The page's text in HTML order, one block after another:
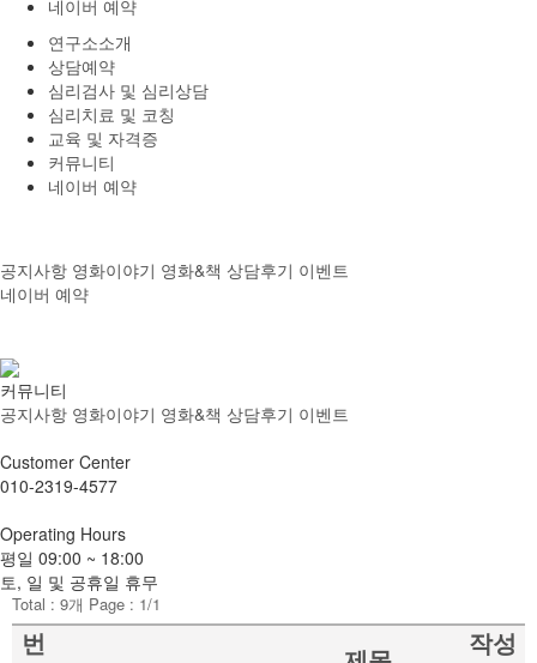
네이버 예약
연구소소개
상담예약
심리검사 및 심리상담
심리치료 및 코칭
교육 및 자격증
커뮤니티
네이버 예약
공지사항 영화이야기 영화&책 상담후기 이벤트
네이버 예약
커뮤니티
공지사항 영화이야기 영화&책 상담후기 이벤트
Customer Center
010-2319-4577
Operating Hours
평일 09:00 ~ 18:00
토, 일 및 공휴일 휴무
Total : 9개 Page : 1/1
번
작성